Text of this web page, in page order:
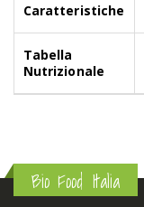
Caratteristiche
Tabella
Nutrizionale
Bio Food Italia